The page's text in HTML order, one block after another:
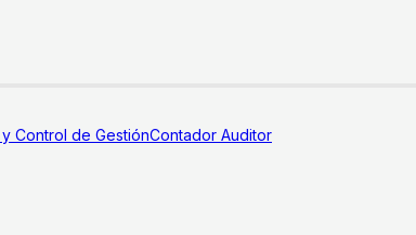
Control de GestiónContador Auditor